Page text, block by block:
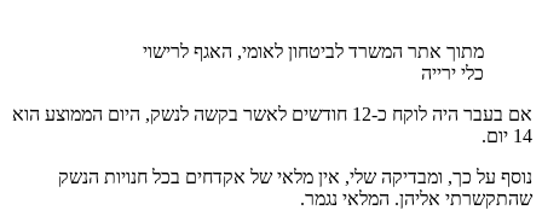
מתוך אתר המשרד לביטחון לאומי, האגף לרישוי
כלי ירייה
אם בעבר היה לוקח כ-12 חודשים לאשר בקשה לנשק, היום הממוצע הוא
14 יום.
נוסף על כך, ומבדיקה שלי, אין מלאי של אקדחים בכל חנויות הנשק
שהתקשרתי אליהן. המלאי נגמר.